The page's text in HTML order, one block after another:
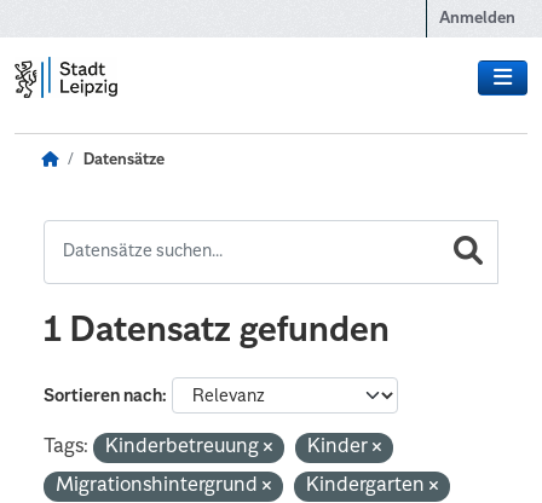
Anmelden
Datensätze
1 Datensatz gefunden
Sortieren nach
Tags: Kinderbetreuung
Kinder
Migrationshintergrund
Kindergarten